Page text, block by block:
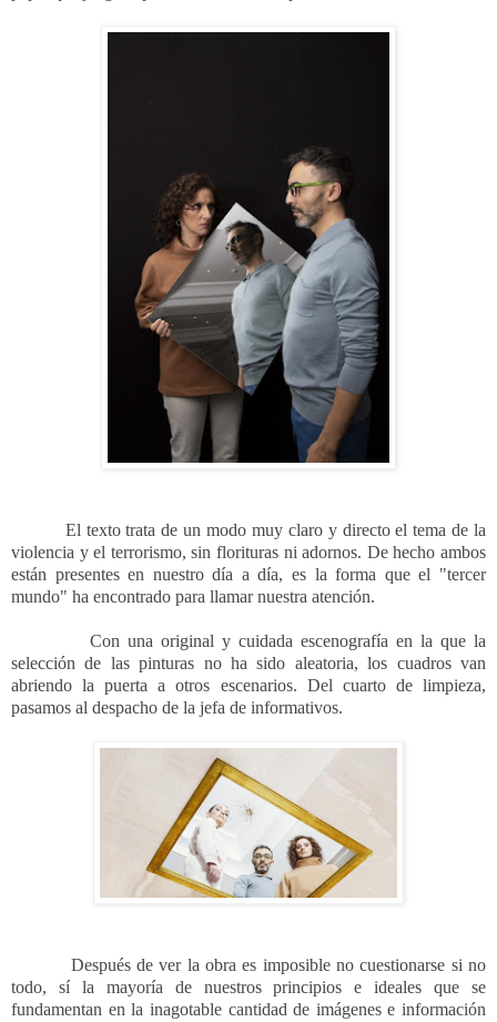
El texto trata de un modo muy claro y directo el tema de la
violencia y el terrorismo, sin florituras ni adornos. De hecho ambos
están presentes en nuestro día a día, es la forma que el "tercer
mundo" ha encontrado para llamar nuestra atención.
Con una original y cuidada escenografía en la que la
selección de las pinturas no ha sido aleatoria, los cuadros van
abriendo la puerta a otros escenarios. Del cuarto de limpieza,
pasamos al despacho de la jefa de informativos.
Después de ver la obra es imposible no cuestionarse si no
todo, sí la mayoría de nuestros principios e ideales que se
fundamentan en la inagotable cantidad de imágenes e información